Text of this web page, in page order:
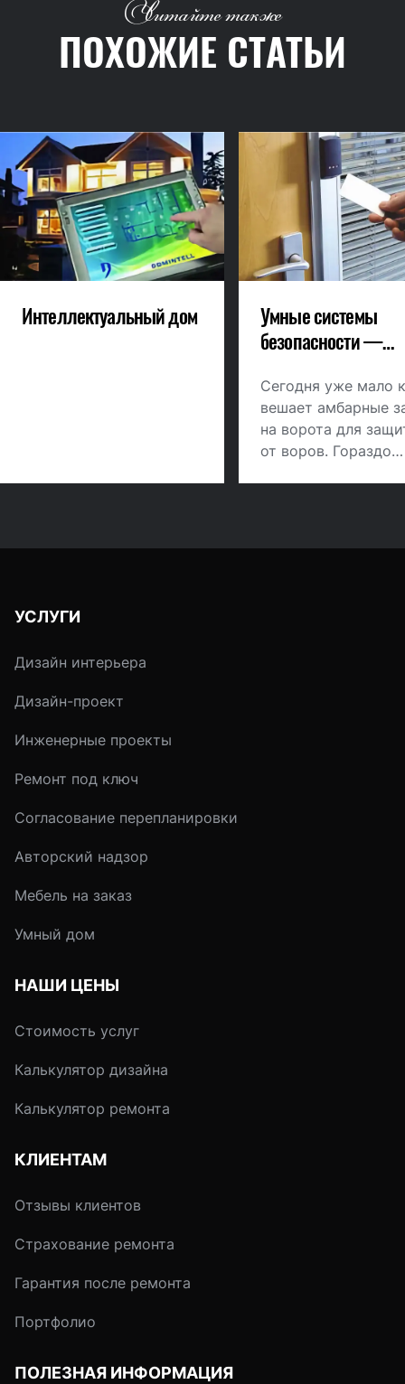
Читайте также
ПОХОЖИЕ СТАТЬИ
Интеллектуальный дом
Умные системы
безопасности —
технологии
доступа
Сегодня уже мало
вешает амбарные
на ворота для
от воров. Гораздо
УСЛУГИ
Дизайн интерьера
Дизайн-проект
Инженерные проекты
Ремонт под ключ
Согласование перепланировки
Авторский надзор
Мебель на заказ
Умный дом
НАШИ ЦЕНЫ
Стоимость услуг
Калькулятор дизайна
Калькулятор ремонта
КЛИЕНТАМ
Отзывы клиентов
Страхование ремонта
Гарантия после ремонта
Портфолио
ПОЛЕЗНАЯ ИНФОРМАЦИЯ